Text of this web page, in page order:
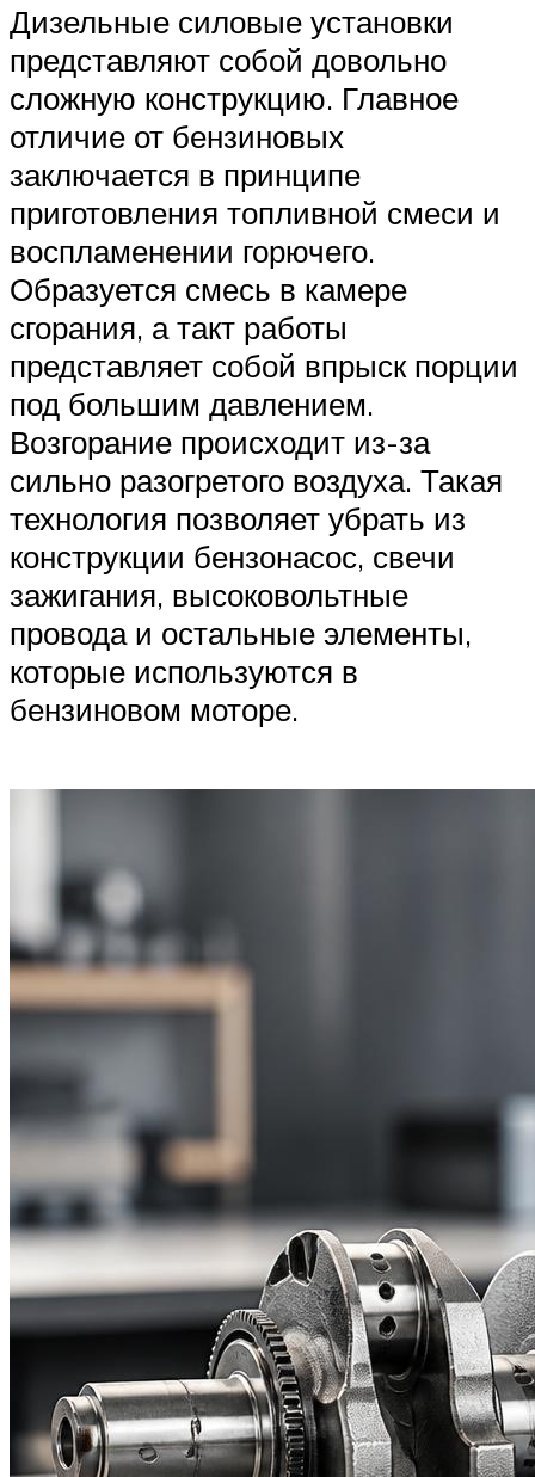
Дизельные силовые установки
представляют собой довольно
сложную конструкцию. Главное
отличие от бензиновых
заключается в принципе
приготовления топливной смеси и
воспламенении горючего.
Образуется смесь в камере
сгорания, а такт работы
представляет собой впрыск порции
под большим давлением.
Возгорание происходит из-за
сильно разогретого воздуха. Такая
технология позволяет убрать из
конструкции бензонасос, свечи
зажигания, высоковольтные
провода и остальные элементы,
которые используются в
бензиновом моторе.